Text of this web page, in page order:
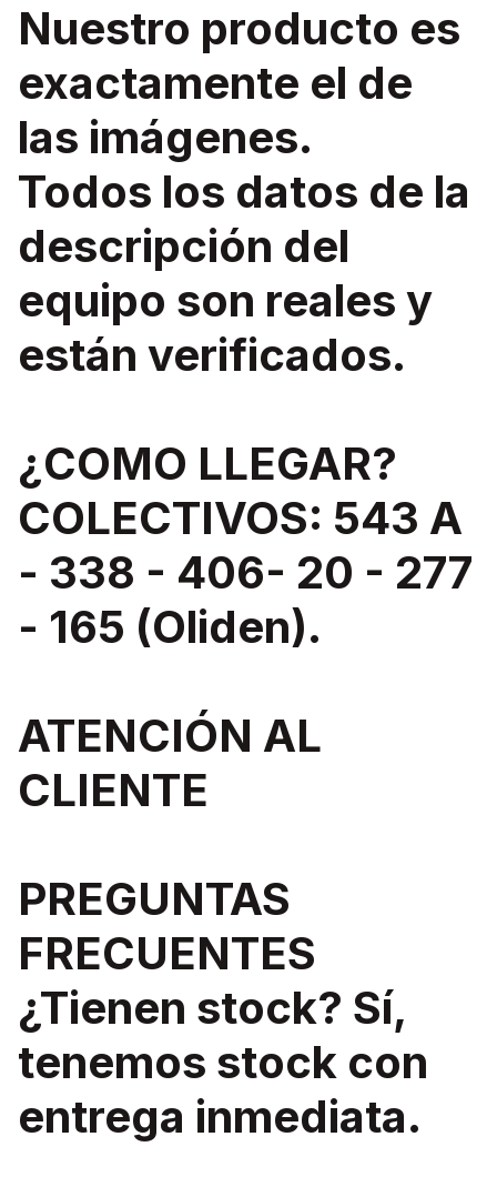
Nuestro producto es
exactamente el de
las imágenes.
Todos los datos de la
descripción del
equipo son reales y
están verificados.
¿COMO LLEGAR?
COLECTIVOS: 543 A
- 338 - 406- 20 - 277
- 165 (Oliden).
ATENCIÓN AL
CLIENTE
PREGUNTAS
FRECUENTES
¿Tienen stock? Sí,
tenemos stock con
entrega inmediata.